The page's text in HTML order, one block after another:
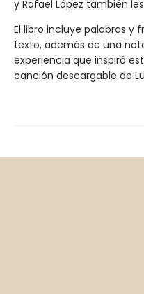
y Rafael López también
El libro incluye palabras y
texto, además de una
experiencia que inspiró
canción descargable de